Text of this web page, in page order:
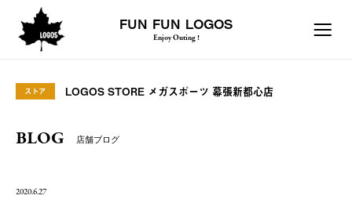
FUN FUN LOGOS
Enjoy Outing !
ストア LOGOS STORE メガスポーツ 幕張新都心店
BLOG 店舗ブログ
2020.6.27